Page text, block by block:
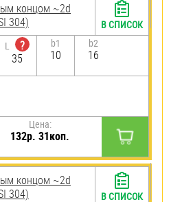
концом ~2d
304)
L
?
35
b1
10
b2
16
Цена:
132р. 31коп.
В СПИСОК
концом ~2d
304)
В СПИСОК